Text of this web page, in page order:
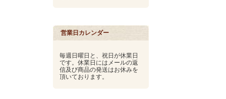
営業日カレンダー
毎週日曜日と、祝日が休業日
です。休業日にはメールの返
信及び商品の発送はお休みを
頂いております。